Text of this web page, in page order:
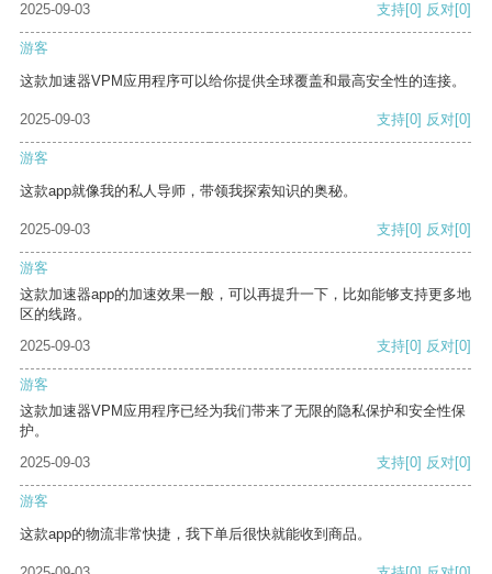
2025-09-03
支持[0] 反对[0]
游客
这款加速器VPM应用程序可以给你提供全球覆盖和最高安全性的连接。
2025-09-03 支持[0] 反对[0]
游客
这款app就像我的私人导师，带领我探索知识的奥秘。
2025-09-03 支持[0] 反对[0]
游客
这款加速器app的加速效果一般，可以再提升一下，比如能够支持更多地
区的线路。
2025-09-03
支持[0] 反对[0]
游客
这款加速器VPM应用程序已经为我们带来了无限的隐私保护和安全性保
护。
2025-09-03
支持[0] 反对[0]
游客
这款app的物流非常快捷，我下单后很快就能收到商品。